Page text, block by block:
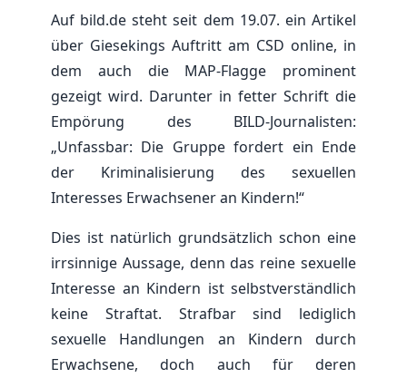
Auf bild.de steht seit dem 19.07. ein Artikel
über Giesekings Auftritt am CSD online, in
dem auch die MAP-Flagge prominent
gezeigt wird. Darunter in fetter Schrift die
Empörung des BILD-Journalisten:
„Unfassbar: Die Gruppe fordert ein Ende
der Kriminalisierung des sexuellen
Interesses Erwachsener an Kindern!“
Dies ist natürlich grundsätzlich schon eine
irrsinnige Aussage, denn das reine sexuelle
Interesse an Kindern ist selbstverständlich
keine Straftat. Strafbar sind lediglich
sexuelle Handlungen an Kindern durch
Erwachsene, doch auch für deren